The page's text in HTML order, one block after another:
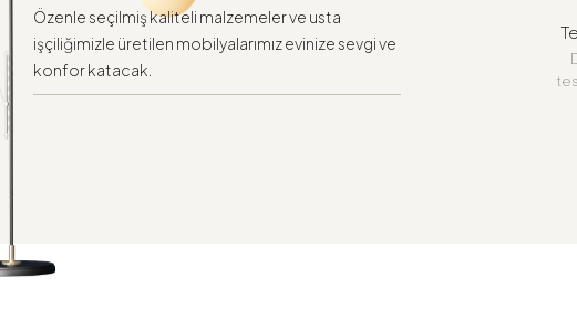
Özenle seçilmiş kaliteli malzemeler ve usta
işçiliğimizle üretilen mobilyalarımız evinize sevgi ve
konfor katacak.